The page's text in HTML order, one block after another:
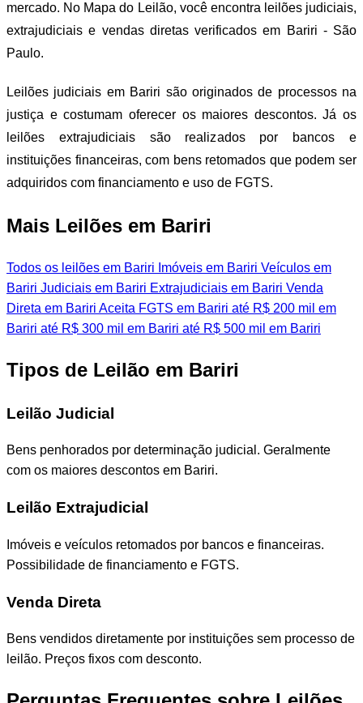
mercado. No Mapa do Leilão, você encontra leilões judiciais,
extrajudiciais e vendas diretas verificados em Bariri - São
Paulo.
Leilões judiciais em Bariri são originados de processos na
justiça e costumam oferecer os maiores descontos. Já os
leilões extrajudiciais são realizados por bancos e
instituições financeiras, com bens retomados que podem ser
adquiridos com financiamento e uso de FGTS.
Mais Leilões em Bariri
Todos os leilões em Bariri Imóveis em Bariri Veículos em
Bariri Judiciais em Bariri Extrajudiciais em Bariri Venda
Direta em Bariri Aceita FGTS em Bariri até R$ 200 mil em
Bariri até R$ 300 mil em Bariri até R$ 500 mil em Bariri
Tipos de Leilão em Bariri
Leilão Judicial
Bens penhorados por determinação judicial. Geralmente
com os maiores descontos em Bariri.
Leilão Extrajudicial
Imóveis e veículos retomados por bancos e financeiras.
Possibilidade de financiamento e FGTS.
Venda Direta
Bens vendidos diretamente por instituições sem processo de
leilão. Preços fixos com desconto.